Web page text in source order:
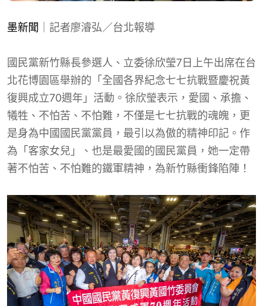
墨新聞 ｜記者廖濬弘／台北報導
國民黨新竹縣長參選人、立委徐欣瑩7日上午出席在台
北花博園區舉辦的「全國各界紀念七七抗戰暨慶祝黃
復興成立70週年」活動。徐欣瑩表示，愛國、承擔、
犧牲、不怕苦、不怕難，不僅是七七抗戰的魂魄，更
是身為中國國民黨黨員，最引以為傲的精神印記。作
為「客家女兒」、也是最愛國的國民黨員，她一定帶
著不怕苦、不怕難的鐵軍精神，為新竹縣衝鋒陷陣！